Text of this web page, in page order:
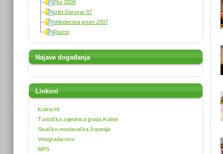
Ptuj 2008
Izlet Daruvar 07
Voloderska jesen 2007
Razno
Najave događanja
Linkovi
Kutina.Hr
Turistička zajednica grada Kutine
Sisačko-moslavačka županija
Vinogradarstvo
MPS